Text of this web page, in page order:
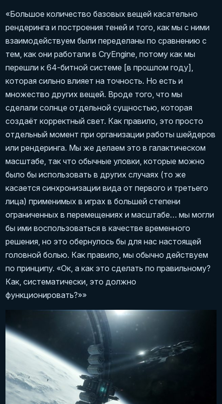
«Большое количество базовых вещей касательно
рендеринга и построения теней и того, как мы с ними
взаимодействуем были переделаны по сравнению с
тем, как они работали в CryEngine, потому как мы
перешли к 64-битной системе [в прошлом году],
которая сильно влияет на точность. Но есть и
множество других вещей. Вроде того, что мы
сделали солнце отдельной сущностью, которая
создаёт корректный свет. Как правило, это просто
отдельный момент при организации работы шейдеров
или рендеринга. Мы же делаем это в галактическом
масштабе, так что обычные уловки, которые можно
было бы использовать в других случаях (то же
касается синхронизации вида от первого и третьего
лица) применимых в играх в большей степени
ограниченных в перемещениях и масштабе… мы могли
бы ими воспользоваться в качестве временного
решения, но это обернулось бы для нас настоящей
головной болью. Как правило, мы обычно действуем
по принципу. «Ок, а как это сделать по правильному?
Как, систематически, это должно
функционировать?»»